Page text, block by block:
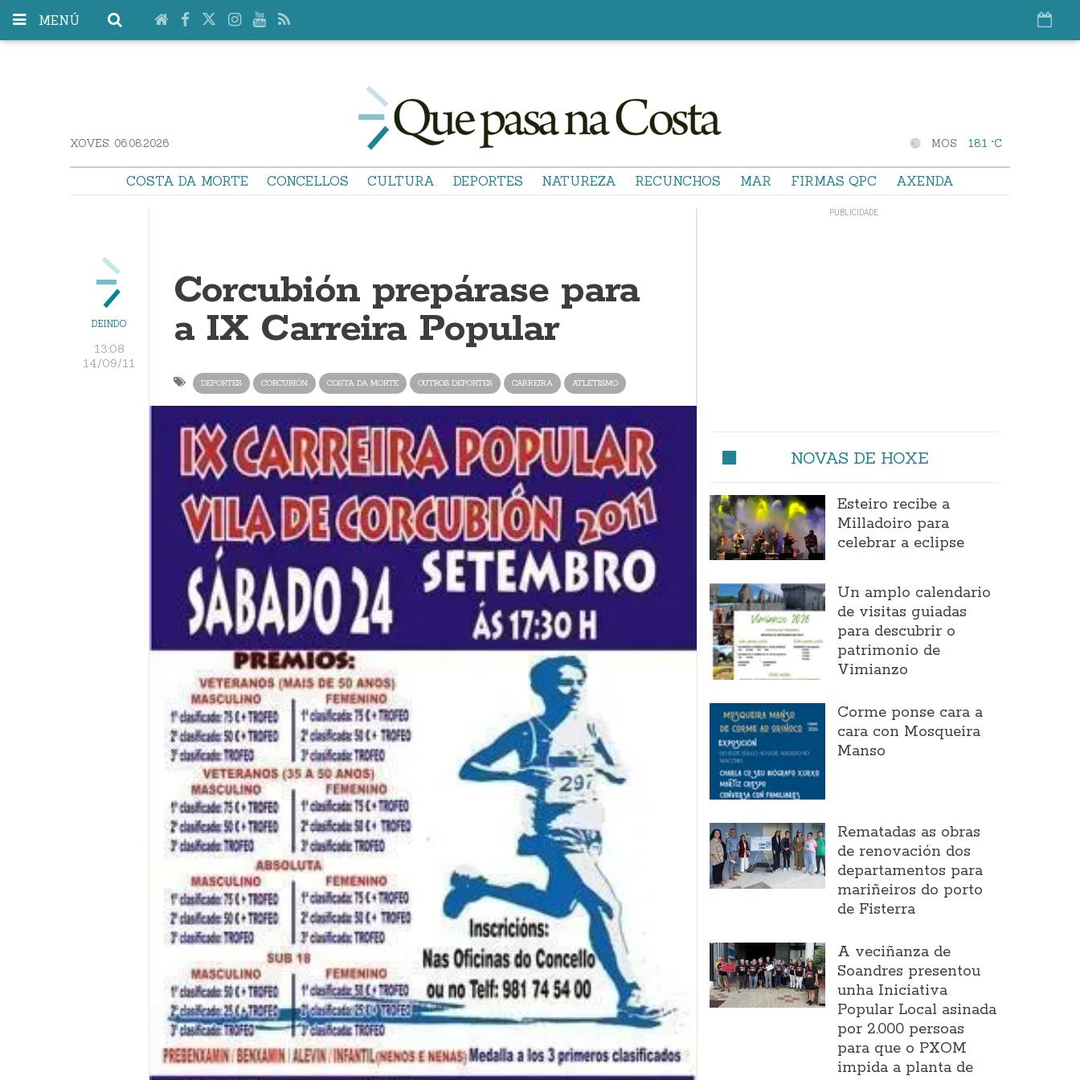
MENÚ
XOVES. 06.08.2026 MOS 18.1 °C
COSTA DA MORTE CONCELLOS CULTURA DEPORTES NATUREZA RECUNCHOS MAR FIRMAS QPC AXENDA
DEINDO
13:08
14/09/11
Corcubión prepárase para
a IX Carreira Popular
DEPORTES CORCUBIÓN COSTA DA MORTE OUTROS DEPORTES CARREIRA ATLETISMO
NOVAS DE HOXE
Esteiro recibe a
Milladoiro para
celebrar a eclipse
Un amplo calendario
de visitas guiadas
para descubrir o
patrimonio de
Vimianzo
Corme ponse cara a
cara con Mosqueira
Manso
Rematadas as obras
de renovación dos
departamentos para
mariñeiros do porto
de Fisterra
A veciñanza de
Soandres presentou
unha Iniciativa
Popular Local asinada
por 2.000 persoas
para que o PXOM
impida a planta de